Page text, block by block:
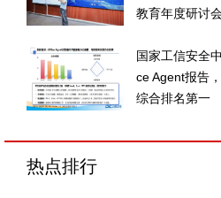
教育年度研讨
国家工信安全
ce Agent报告
综合排名第一
热点排行